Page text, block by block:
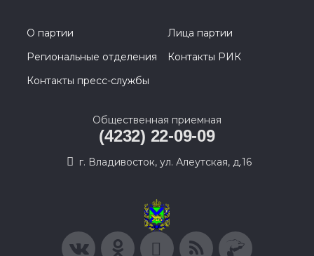
О партии
Лица партии
Региональные отделения
Контакты РИК
Контакты пресс-службы
Общественная приемная
(4232) 22-09-09
г. Владивосток, ул. Алеутская, д.16